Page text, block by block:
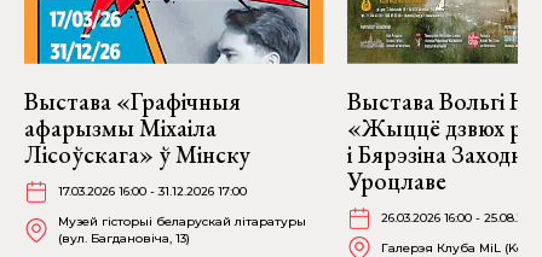
Выстава «Графічныя
афарызмы Міхаіла
Лісоўскага» ў Мінску
17.03.2026 16:00 - 31.12.2026 17:00
Музей гісторыі беларускай літаратуры
(вул. Багдановіча, 13)
Выстава Вольгі
«Жыццё дзвюх
і Бярэзіна
Уроцлаве
26.03.2026 16:00 -
Галерэя Клуба MiL